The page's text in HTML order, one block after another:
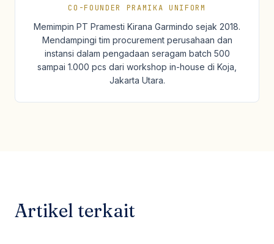
CO-FOUNDER PRAMIKA UNIFORM
Memimpin PT Pramesti Kirana Garmindo sejak 2018.
Mendampingi tim procurement perusahaan dan
instansi dalam pengadaan seragam batch 500
sampai 1.000 pcs dari workshop in-house di Koja,
Jakarta Utara.
Artikel terkait